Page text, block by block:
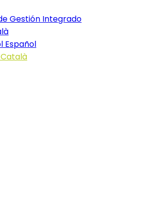
Gestión Integrado
Español
Català